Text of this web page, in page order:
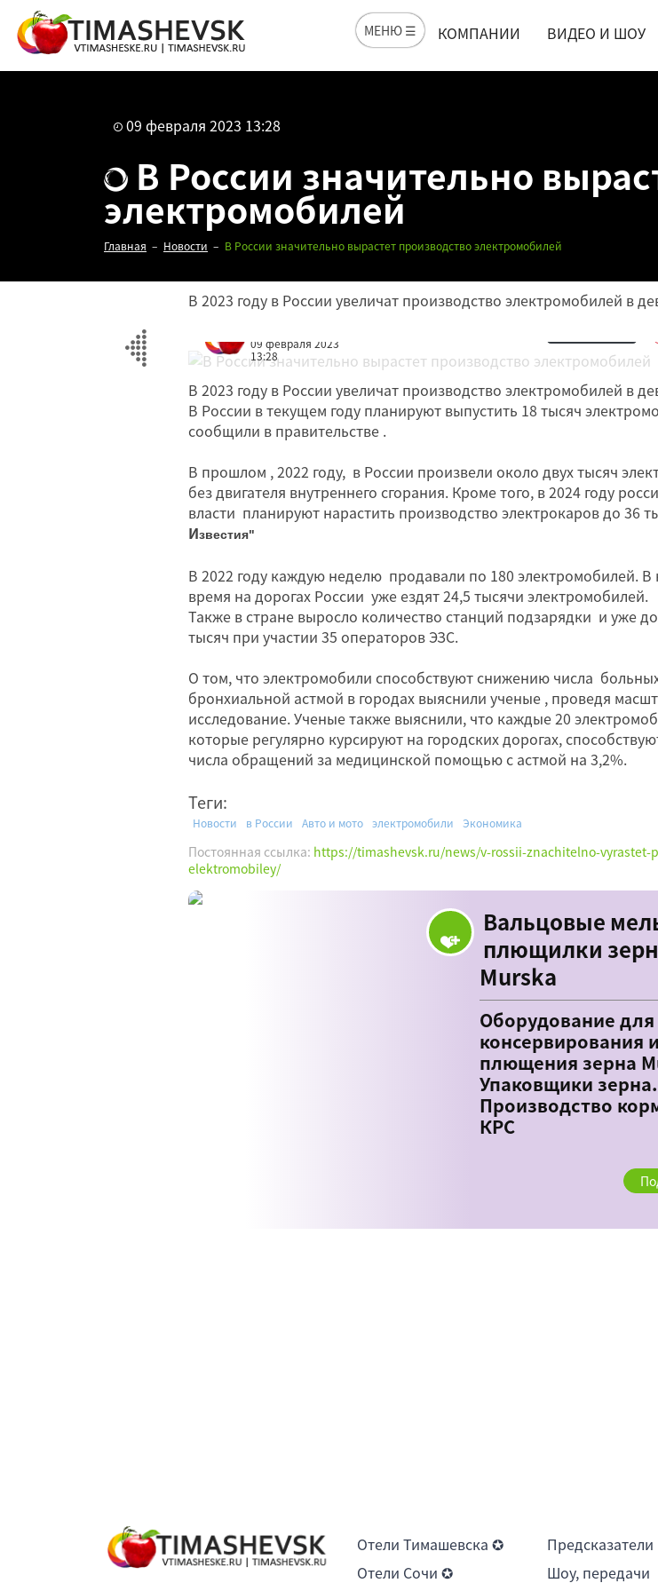
МЕНЮ ☰ КОМПАНИИ ВИДЕО И ШОУ
09 февраля 2023 13:28
В России значительно
электромобилей
Главная Новости В России значительно вырастет производство электромобилей
В 2023 году в России увеличат производство электромобилей в
09 февраля 2023
13:28
В 2023 году в России увеличат производство электромобилей в
В России в текущем году планируют выпустить 18 тысяч
сообщили в правительстве .
В прошлом , 2022 году, в России произвели около двух тысяч
без двигателя внутреннего сгорания. Кроме того, в 2024 году
власти планируют нарастить производство электрокаров до 36
Известия"
В 2022 году каждую неделю продавали по 180 электромобилей. В
время на дорогах России уже ездят 24,5 тысячи электромобилей.
Также в стране выросло количество станций подзарядки и уже
тысяч при участии 35 операторов ЭЗС.
О том, что электромобили способствуют снижению числа
бронхиальной астмой в городах выяснили ученые , проведя
исследование. Ученые также выяснили, что каждые 20
которые регулярно курсируют на городских дорогах,
числа обращений за медицинской помощью с астмой на 3,2%.
Теги:
Новости в России Авто и мото электромобили Экономика
Постоянная ссылка: https://timashevsk.ru/news/v-rossii-znachitelno-vyrastet-
elektromobiley/
Вальцовые
плющилки
Murska
Оборудование для
консервирования и
плющения зерна
Упаковщики зерна.
Производство
КРС
Отели Тимашевска ✪
Отели Сочи ✪
Предсказатели
Шоу, передачи